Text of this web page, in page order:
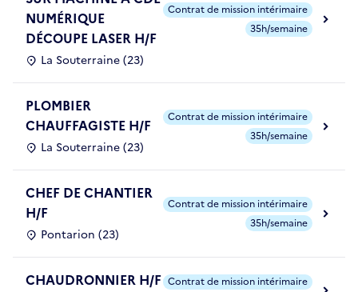
NUMÉRIQUE
DÉCOUPE LASER H/F
La Souterraine (23)
Contrat de mission intérimaire
35h/semaine
PLOMBIER
CHAUFFAGISTE H/F
La Souterraine (23)
Contrat de mission intérimaire
35h/semaine
CHEF DE CHANTIER
H/F
Pontarion (23)
Contrat de mission intérimaire
35h/semaine
CHAUDRONNIER H/F Contrat de mission intérimaire